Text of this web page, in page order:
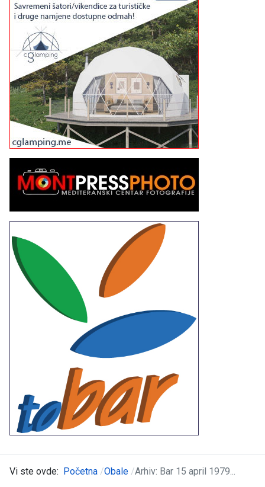
Vi ste ovde: Početna Obale Arhiv: Bar 15 april 1979...